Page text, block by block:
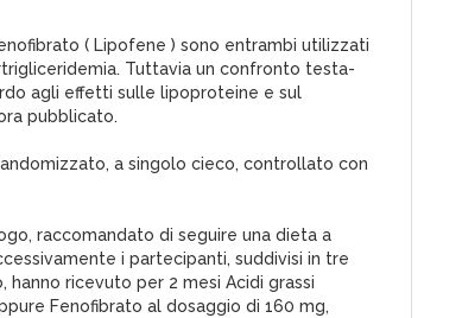
( Lipofene ) sono entrambi utilizzati
Tuttavia un confronto testa-
agli effetti sulle lipoproteine e sul
pubblicato.
a singolo cieco, controllato con
raccomandato di seguire una dieta a
i partecipanti, suddivisi in tre
hanno ricevuto per 2 mesi Acidi grassi
Fenofibrato al dosaggio di 160 mg,